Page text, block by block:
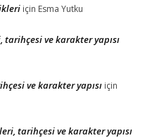
için Esma Yutku
ve karakter yapısı
ve karakter yapısı için
tarihçesi ve karakter yapısı